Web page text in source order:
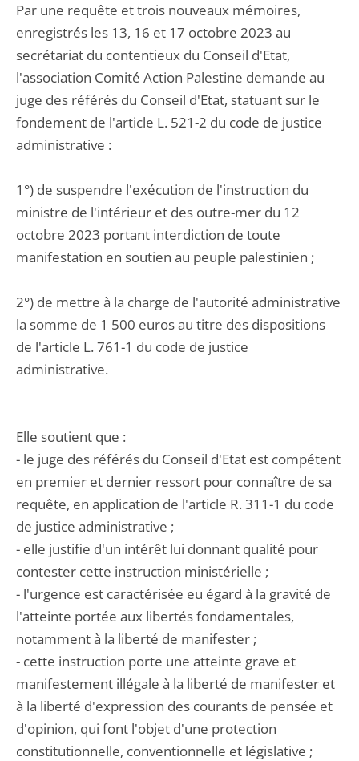
Par une requête et trois nouveaux mémoires,
enregistrés les 13, 16 et 17 octobre 2023 au
secrétariat du contentieux du Conseil d'Etat,
l'association Comité Action Palestine demande au
juge des référés du Conseil d'Etat, statuant sur le
fondement de l'article L. 521-2 du code de justice
administrative :
1°) de suspendre l'exécution de l'instruction du
ministre de l'intérieur et des outre-mer du 12
octobre 2023 portant interdiction de toute
manifestation en soutien au peuple palestinien ;
2°) de mettre à la charge de l'autorité administrative
la somme de 1 500 euros au titre des dispositions
de l'article L. 761-1 du code de justice
administrative.
Elle soutient que :
- le juge des référés du Conseil d'Etat est compétent
en premier et dernier ressort pour connaître de sa
requête, en application de l'article R. 311-1 du code
de justice administrative ;
- elle justifie d'un intérêt lui donnant qualité pour
contester cette instruction ministérielle ;
- l'urgence est caractérisée eu égard à la gravité de
l'atteinte portée aux libertés fondamentales,
notamment à la liberté de manifester ;
- cette instruction porte une atteinte grave et
manifestement illégale à la liberté de manifester et
à la liberté d'expression des courants de pensée et
d'opinion, qui font l'objet d'une protection
constitutionnelle, conventionnelle et législative ;